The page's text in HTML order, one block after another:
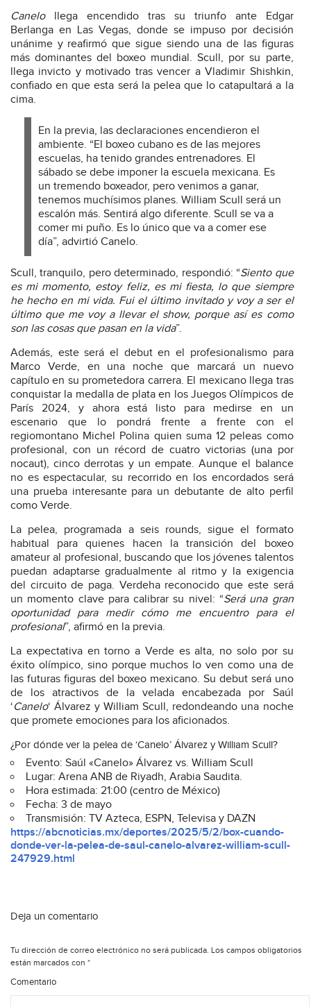
Canelollega encendido tras su triunfo ante Edgar
Berlanga en Las Vegas, donde se impuso por decisión
unánime y reafirmó que sigue siendo una de las figuras
más dominantes del boxeo mundial. Scull, por su parte,
llega invicto y motivado tras vencer a Vladimir Shishkin,
confiado en que esta será la pelea que lo catapultará a la
cima.
En la previa, las declaraciones encendieron el
ambiente. “El boxeo cubano es de las mejores
escuelas, ha tenido grandes entrenadores. El
sábado se debe imponer la escuela mexicana. Es
un tremendo boxeador, pero venimos a ganar,
tenemos muchísimos planes. William Scull será un
escalón más. Sentirá algo diferente. Scull se va a
comer mi puño. Es lo único que va a comer ese
día”, advirtió Canelo.
Scull, tranquilo, pero determinado, respondió: “Siento que
es mi momento, estoy feliz, es mi fiesta, lo que siempre
he hecho en mi vida. Fui el último invitado y voy a ser el
último que me voy a llevar el show, porque así es como
son las cosas que pasan en la vida”.
Además, este será el debut en el profesionalismo para
Marco Verde, en una noche que marcará un nuevo
capítulo en su prometedora carrera. El mexicano llega tras
conquistar la medalla de plata en los Juegos Olímpicos de
París 2024, y ahora está listo para medirse en un
escenario que lo pondrá frente a frente con el
regiomontano Michel Polina quien suma 12 peleas como
profesional, con un récord de cuatro victorias (una por
nocaut), cinco derrotas y un empate. Aunque el balance
no es espectacular, su recorrido en los encordados será
una prueba interesante para un debutante de alto perfil
como Verde.
La pelea, programada a seis rounds, sigue el formato
habitual para quienes hacen la transición del boxeo
amateur al profesional, buscando que los jóvenes talentos
puedan adaptarse gradualmente al ritmo y la exigencia
del circuito de paga. Verdeha reconocido que este será
un momento clave para calibrar su nivel: “Será una gran
oportunidad para medir cómo me encuentro para el
profesional”, afirmó en la previa.
La expectativa en torno a Verde es alta, no solo por su
éxito olímpico, sino porque muchos lo ven como una de
las futuras figuras del boxeo mexicano. Su debut será uno
de los atractivos de la velada encabezada por Saúl
‘Canelo‘ Álvarez y William Scull, redondeando una noche
que promete emociones para los aficionados.
¿Por dónde ver la pelea de ‘Canelo’ Álvarez y William Scull?
Evento: Saúl «Canelo» Álvarez vs. William Scull
Lugar: Arena ANB de Riyadh, Arabia Saudita.
Hora estimada: 21:00 (centro de México)
Fecha: 3 de mayo
Transmisión: TV Azteca, ESPN, Televisa y DAZN
https://abcnoticias.mx/deportes/2025/5/2/box-cuando-
donde-ver-la-pelea-de-saul-canelo-alvarez-william-scull-
247929.html
Deja un comentario
Tu dirección de correo electrónico no será publicada. Los campos obligatorios
están marcados con *
Comentario